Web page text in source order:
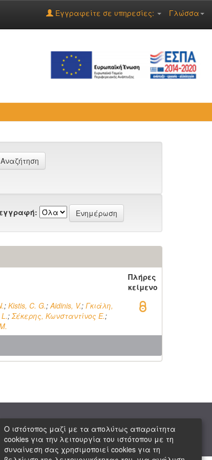
Γλώσσα
Εγγραφείτε σε υπηρεσίες:
Πλήρες
κείμενο
; Kistis, C. G.;Aidinis, V.; Γκιάλη,
;Σέκερης, Κωνσταντίνος Ε.;
| Πνευματική Ιδιοκτησία| Copyright © 2026 ΕΙΕ
Ο ιστότοπος μαζί με τα απολύτως απαραίτητα
cookies για την λειτουργία του ιστότοπου με τη
συναίνεση σας χρησιμοποιεί cookies για τη